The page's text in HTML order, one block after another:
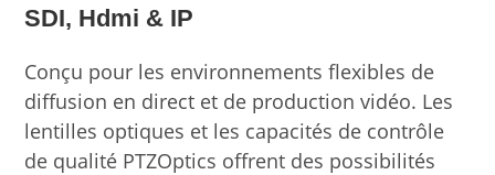
SDI, Hdmi & IP
Conçu pour les environnements flexibles de
diffusion en direct et de production vidéo. Les
lentilles optiques et les capacités de contrôle
de qualité PTZOptics offrent des possibilités